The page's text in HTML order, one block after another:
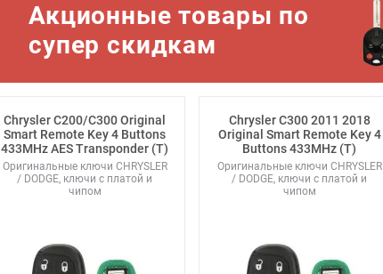
Акционные товары по
супер скидкам
Chrysler C200/C300 Original
Smart Remote Key 4 Buttons
433MHz AES Transponder (T)
Оригинальные ключи CHRYSLER
/ DODGE, ключи с платой и
чипом
Chrysler C300 2011 2018
Original Smart Remote Key 4
Buttons 433MHz (T)
Оригинальные ключи CHRYSLER
/ DODGE, ключи с платой и
чипом